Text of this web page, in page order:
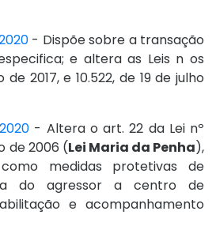
- Dispõe sobre a transação
e altera as Leis n os
de 2017, e 10.522, de 19 de julho
- Altera o art. 22 da Lei nº
de 2006 (Lei Maria da Penha),
medidas protetivas de
do agressor a centro de
e acompanhamento